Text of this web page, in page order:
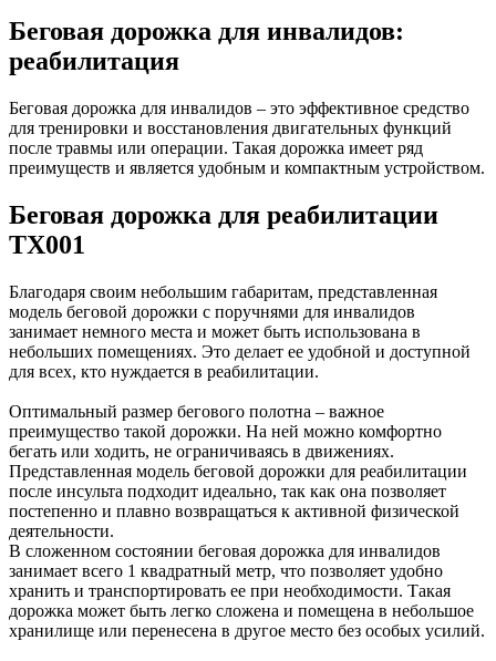
Беговая дорожка для инвалидов:
реабилитация
Беговая дорожка для инвалидов – это эффективное средство
для тренировки и восстановления двигательных функций
после травмы или операции. Такая дорожка имеет ряд
преимуществ и является удобным и компактным устройством.
Беговая дорожка для реабилитации
TX001
Благодаря своим небольшим габаритам, представленная
модель беговой дорожки с поручнями для инвалидов
занимает немного места и может быть использована в
небольших помещениях. Это делает ее удобной и доступной
для всех, кто нуждается в реабилитации.
Оптимальный размер бегового полотна – важное
преимущество такой дорожки. На ней можно комфортно
бегать или ходить, не ограничиваясь в движениях.
Представленная модель беговой дорожки для реабилитации
после инсульта подходит идеально, так как она позволяет
постепенно и плавно возвращаться к активной физической
деятельности.
В сложенном состоянии беговая дорожка для инвалидов
занимает всего 1 квадратный метр, что позволяет удобно
хранить и транспортировать ее при необходимости. Такая
дорожка может быть легко сложена и помещена в небольшое
хранилище или перенесена в другое место без особых усилий.